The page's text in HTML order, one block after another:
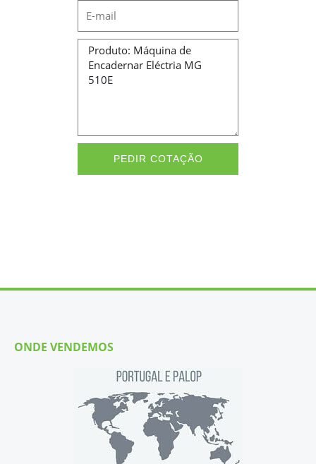
Message
PEDIR COTAÇÃO
ONDE VENDEMOS